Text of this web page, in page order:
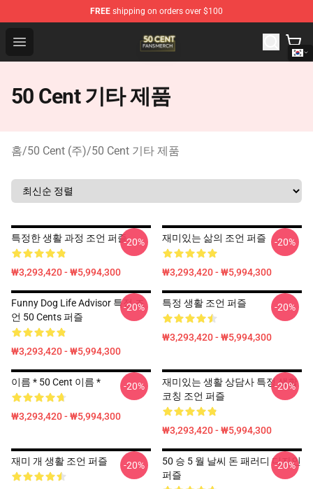
FREE shipping on orders over $100
Open menu
50 Cent Shop - Official 50 Cent Merchandise Store
50 Cent 기타 제품
홈/50 Cent (주)/50 Cent 기타 제품
특정한 생활 과정 조언 퍼즐
₩3,293,420 - ₩5,994,300
-20% 재미있는 삶의 조언 퍼즐
₩3,293,420 - ₩5,994,300
-20%
Funny Dog Life Advisor 특정 조
언 50 Cents 퍼즐
₩3,293,420 - ₩5,994,300
-20% 특정 생활 조언 퍼즐
₩3,293,420 - ₩5,994,300
-20%
이름 * 50 Cent 이름 *
₩3,293,420 - ₩5,994,300
-20%
재미있는 생활 상담사 특정 생활
코칭 조언 퍼즐
₩3,293,420 - ₩5,994,300
-20%
재미 개 생활 조언 퍼즐 -20%
50 승 5 월 날씨 돈 패러디 디자인
퍼즐
-20%